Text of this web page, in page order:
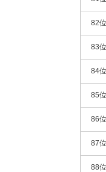
82位
83位
84位
85位
86位
87位
88位